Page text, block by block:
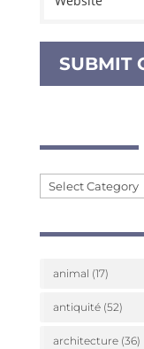
Caté­
ries
animal (17)
antiquité(52)
architecture(36)